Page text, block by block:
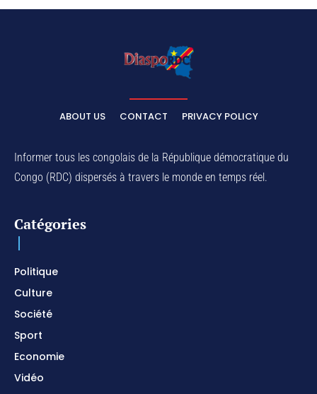
ABOUT US CONTACT PRIVACY POLICY
Informer tous les congolais de la République démocratique du
Congo (RDC) dispersés à travers le monde en temps réel.
Catégories
Politique
Culture
Société
Sport
Economie
Vidéo